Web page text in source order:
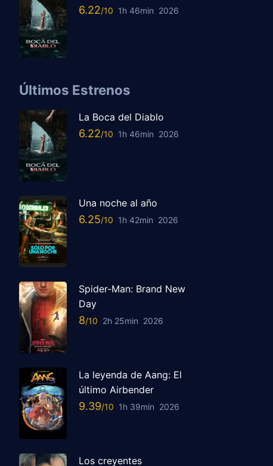
6.22 1h 46min 2026
Últimos Estrenos
La Boca del Diablo
6.22 1h 46min 2026
Una noche al año
6.25 1h 42min 2026
Spider-Man: Brand New
Day
8 2h 25min 2026
La leyenda de Aang: El
último Airbender
9.39 1h 39min 2026
Los creyentes